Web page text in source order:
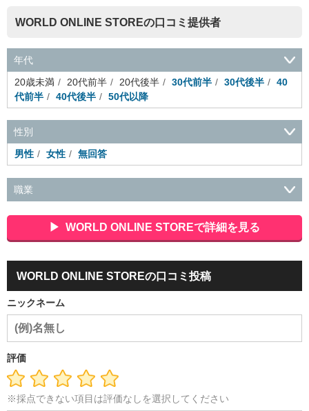
WORLD ONLINE STOREの口コミ提供者
年代
20歳未満
20代前半 20代後半 30代前半 30代後半
40
代前半
40代後半 50代以降
性別
男性
女性 無回答
職業
ポーツ関連
広告・マスコミ
接客・小売・流通・外食・食
品
アミューズメント・エンターテイメント・ゲーム関連
美
ダル・葬祭
メディア職
クリエイティブ・デザイン・映像・
芸能・イベント・コンパニオン
ITエンジニア（システ
ム開発・SE・インフラ）
導体・制御）
警備・交通・建築・土木技術職
医療・福祉・
介護
その他
ス
士業・コンサルティング 金融・商社
不動産・保険・サ
ービス
専業主婦（夫）
営業
WORLD ONLINE STOREで詳細を見る
WORLD ONLINE STOREの口コミ投稿
ニックネーム
評価
※採点できない項目は評価なしを選択してください